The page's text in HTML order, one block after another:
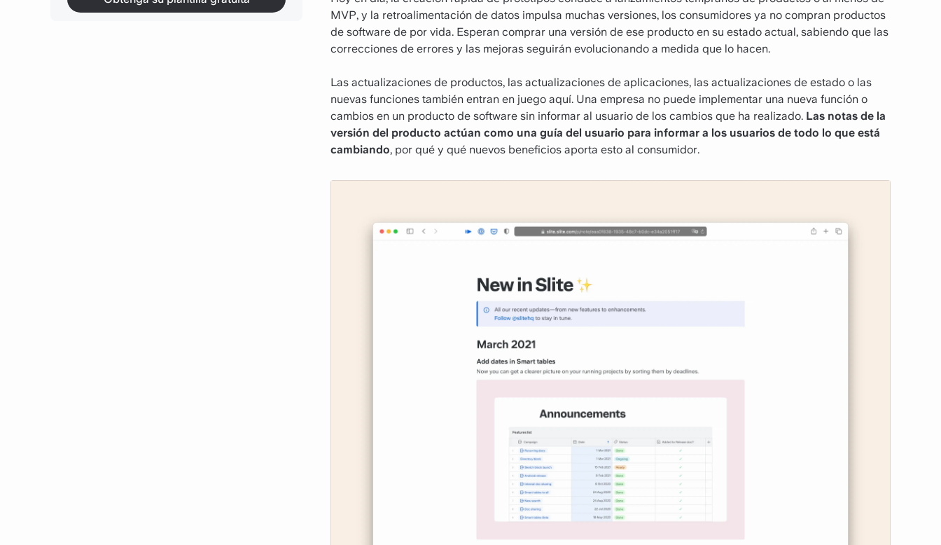
MVP, y la retroalimentación de datos impulsa muchas versiones, los consumidores ya no compran productos
de software de por vida. Esperan comprar una versión de ese producto en su estado actual, sabiendo que las
correcciones de errores y las mejoras seguirán evolucionando a medida que lo hacen.
Las actualizaciones de productos, las actualizaciones de aplicaciones, las actualizaciones de estado o las
nuevas funciones también entran en juego aquí. Una empresa no puede implementar una nueva función o
cambios en un producto de software sin informar al usuario de los cambios que ha realizado. Las notas de la
versión del producto actúan como una guía del usuario para informar a los usuarios de todo lo que está
cambiando, por qué y qué nuevos beneficios aporta esto al consumidor.